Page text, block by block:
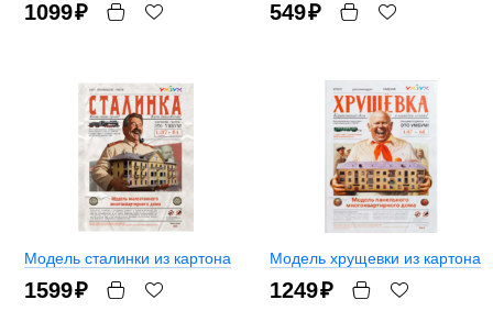
1099₽ 549₽
Модель сталинки из картона
1599₽
Модель хрущевки из картона
1249₽